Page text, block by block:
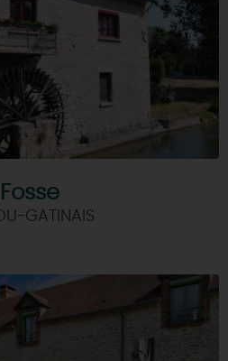
GATINAIS